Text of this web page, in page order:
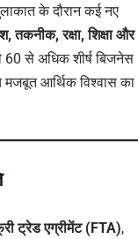
के दौरान कई नए
तकनीक, रक्षा, शिक्षा और
से अधिक शीर्ष बिजनेस
आर्थिक विश्वास का
ट्रेड एग्रीमेंट (FTA),